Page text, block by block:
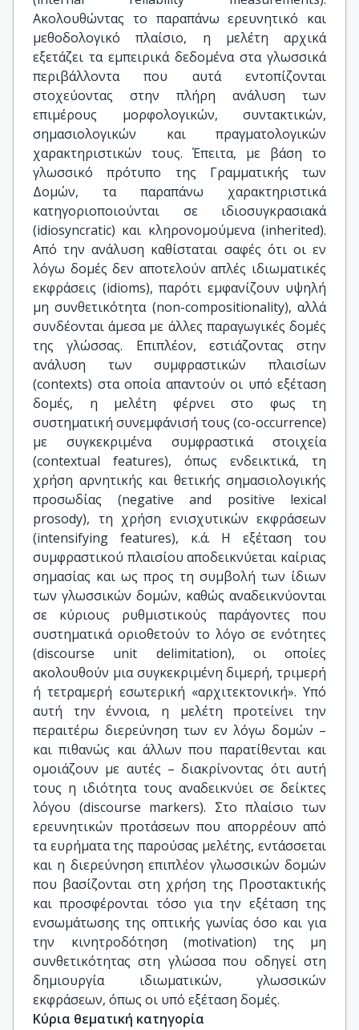
Ακολουθώντας το παραπάνω ερευνητικό και
μεθοδολογικό πλαίσιο, η μελέτη αρχικά
εξετάζει τα εμπειρικά δεδομένα στα γλωσσικά
περιβάλλοντα που αυτά εντοπίζονται
στοχεύοντας στην πλήρη ανάλυση των
επιμέρους μορφολογικών, συντακτικών,
σημασιολογικών και πραγματολογικών
χαρακτηριστικών τους. Έπειτα, με βάση το
γλωσσικό πρότυπο της Γραμματικής των
Δομών, τα παραπάνω χαρακτηριστικά
κατηγοριοποιούνται σε ιδιοσυγκρασιακά
(idiosyncratic) και κληρονομούμενα (inherited).
Από την ανάλυση καθίσταται σαφές ότι οι εν
λόγω δομές δεν αποτελούν απλές ιδιωματικές
εκφράσεις (idioms), παρότι εμφανίζουν υψηλή
μη συνθετικότητα (non-compositionality), αλλά
συνδέονται άμεσα με άλλες παραγωγικές δομές
της γλώσσας. Επιπλέον, εστιάζοντας στην
ανάλυση των συμφραστικών πλαισίων
(contexts) στα οποία απαντούν οι υπό εξέταση
δομές, η μελέτη φέρνει στο φως τη
συστηματική συνεμφάνισή τους (co-occurrence)
με συγκεκριμένα συμφραστικά στοιχεία
(contextual features), όπως ενδεικτικά, τη
χρήση αρνητικής και θετικής σημασιολογικής
προσωδίας (negative and positive lexical
prosody), τη χρήση ενισχυτικών εκφράσεων
(intensifying features), κ.ά. Η εξέταση του
συμφραστικού πλαισίου αποδεικνύεται καίριας
σημασίας και ως προς τη συμβολή των ίδιων
των γλωσσικών δομών, καθώς αναδεικνύονται
σε κύριους ρυθμιστικούς παράγοντες που
συστηματικά οριοθετούν το λόγο σε ενότητες
(discourse unit delimitation), οι οποίες
ακολουθούν μια συγκεκριμένη διμερή, τριμερή
ή τετραμερή εσωτερική «αρχιτεκτονική». Υπό
αυτή την έννοια, η μελέτη προτείνει την
περαιτέρω διερεύνηση των εν λόγω δομών –
και πιθανώς και άλλων που παρατίθενται και
ομοιάζουν με αυτές – διακρίνοντας ότι αυτή
τους η ιδιότητα τους αναδεικνύει σε δείκτες
λόγου (discourse markers). Στο πλαίσιο των
ερευνητικών προτάσεων που απορρέουν από
τα ευρήματα της παρούσας μελέτης, εντάσσεται
και η διερεύνηση επιπλέον γλωσσικών δομών
που βασίζονται στη χρήση της Προστακτικής
και προσφέρονται τόσο για την εξέταση της
ενσωμάτωσης της οπτικής γωνίας όσο και για
την κινητροδότηση (motivation) της μη
συνθετικότητας στη γλώσσα που οδηγεί στη
δημιουργία ιδιωματικών, γλωσσικών
εκφράσεων, όπως οι υπό εξέταση δομές.
Κύρια θεματική κατηγορία